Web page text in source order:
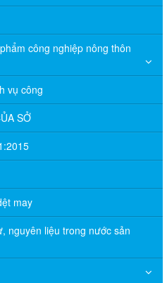
công nghiệp nông thôn
vụ công
SỞ
may
nguyên liệu trong nước sản